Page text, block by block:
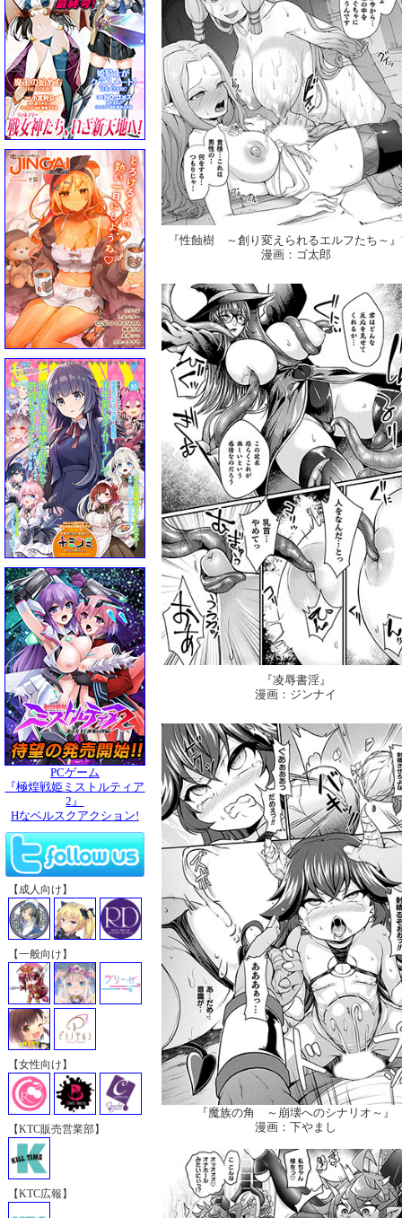
PCゲーム
『極煌戦姫ミストルティア
2』
Hなベルスクアクション!
【成人向け】
【一般向け】
【女性向け】
【KTC販売営業部】
【KTC広報】
『性蝕樹 ～創り変えられるエルフたち～
漫画：ゴ太郎
『凌辱書淫』
漫画：ジンナイ
『魔族の角 ～崩壊へのシナリオ～』
漫画：下やまし